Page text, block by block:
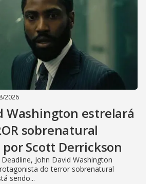
2026
Washington estrelará
sobrenatural
Scott Derrickson
John David Washington
do terror sobrenatural
sendo...